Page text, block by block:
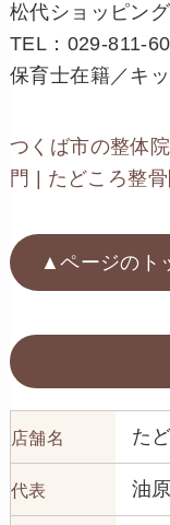
松代ショッピン
TEL：029-811-
保育士在籍／キ
つくば市の整体
門 | たどころ整
▲ページのト
店舗名 た
代表 油